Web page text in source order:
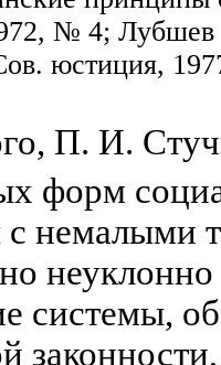
№ 4; Лубшев
юстиция,
П. И.
форм
немалыми
неуклонно
систе­мы,